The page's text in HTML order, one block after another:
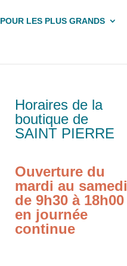
POUR LES PLUS GRANDS
Horaires de la
boutique de
SAINT PIERRE
Ouverture du
mardi au samedi
de 9h30 à 18h00
en journée
continue